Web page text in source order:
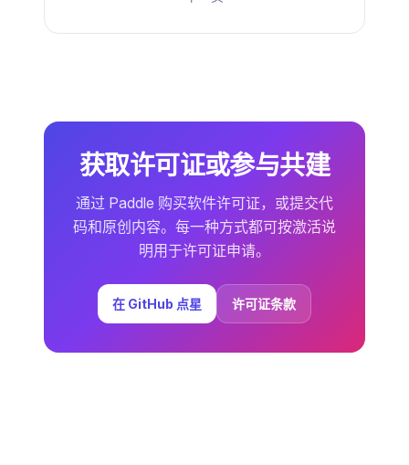
获取许可证或参与共建
通过 Paddle 购买软件许可证，或提交代
码和原创内容。每一种方式都可按激活说
明用于许可证申请。
在 GitHub 点星 许可证条款